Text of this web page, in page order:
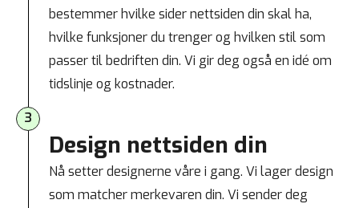
bestemmer hvilke sider nettsiden din skal ha,
hvilke funksjoner du trenger og hvilken stil som
passer til bedriften din. Vi gir deg også en idé om
tidslinje og kostnader.
3
Design nettsiden din
Nå setter designerne våre i gang. Vi lager design
som matcher merkevaren din. Vi sender deg